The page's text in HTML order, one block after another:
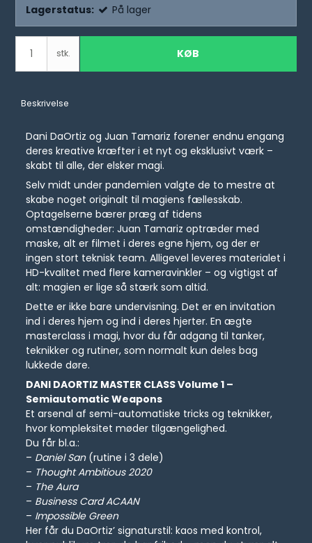
Lagerstatus: På lager
stk. KØB
Beskrivelse
Dani DaOrtiz og Juan Tamariz forener endnu engang
deres kreative kræfter i et nyt og eksklusivt værk –
skabt til alle, der elsker magi.
Selv midt under pandemien valgte de to mestre at
skabe noget originalt til magiens fællesskab.
Optagelserne bærer præg af tidens
omstændigheder: Juan Tamariz optræder med
maske, alt er filmet i deres egne hjem, og der er
ingen stort teknisk team. Alligevel leveres materialet i
HD-kvalitet med flere kameravinkler – og vigtigst af
alt: magien er lige så stærk som altid.
Dette er ikke bare undervisning. Det er en invitation
ind i deres hjem og ind i deres hjerter. En ægte
masterclass i magi, hvor du får adgang til tanker,
teknikker og rutiner, som normalt kun deles bag
lukkede døre.
DANI DAORTIZ MASTER CLASS Volume 1 –
Semiautomatic Weapons
Et arsenal af semi-automatiske tricks og teknikker,
hvor kompleksitet møder tilgængelighed.
Du får bl.a.:
– Daniel San(rutine i 3 dele)
– Thought Ambitious 2020
– The Aura
– Business Card ACAAN
– Impossible Green
Her får du DaOrtiz’ signaturstil: kaos med kontrol,